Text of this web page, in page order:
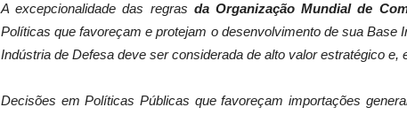
A excepcionalidade das regras da Organização Mundial de
Políticas que favoreçam e protejam o desenvolvimento de sua
Indústria de Defesa deve ser considerada de alto valor estratégico e,
Decisões em Políticas Públicas que favoreçam importações